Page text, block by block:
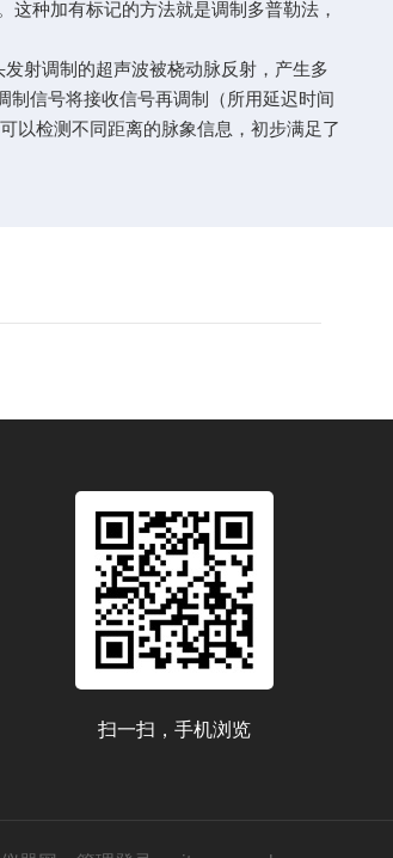
种加有标记的方法就是调制多普勒法，
射调制的超声波被桡动脉反射，产生多
制信号将接收信号再调制（所用延迟时间
以检测不同距离的脉象信息，初步满足了
扫一扫，手机浏览